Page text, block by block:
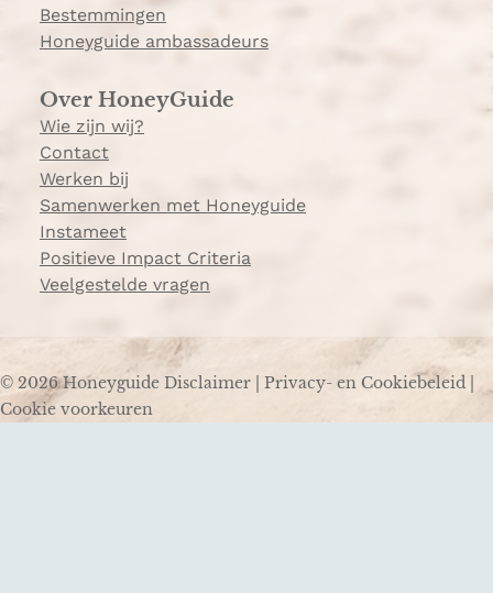
Bestemmingen
Honeyguide ambassadeurs
Over HoneyGuide
Wie zijn wij?
Contact
Werken bij
Samenwerken met Honeyguide
Instameet
Positieve Impact Criteria
Veelgestelde vragen
© 2026 Honeyguide Disclaimer Privacy- en Cookiebeleid
Cookie voorkeuren